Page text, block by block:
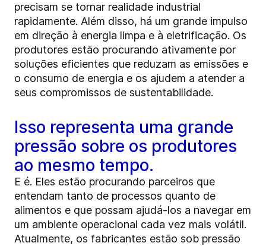
precisam se tornar realidade industrial
rapidamente. Além disso, há um grande impulso
em direção à energia limpa e à eletrificação. Os
produtores estão procurando ativamente por
soluções eficientes que reduzam as emissões e
o consumo de energia e os ajudem a atender a
seus compromissos de sustentabilidade.
Isso representa uma grande
pressão sobre os produtores
ao mesmo tempo.
E é. Eles estão procurando parceiros que
entendam tanto de processos quanto de
alimentos e que possam ajudá-los a navegar em
um ambiente operacional cada vez mais volátil.
Atualmente, os fabricantes estão sob pressão